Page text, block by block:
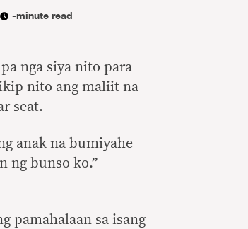
-minute read
nga siya nito para
nito ang maliit na
seat.
anak na bumiyahe
ng bunso ko.”
pamahalaan sa isang